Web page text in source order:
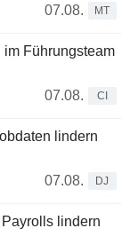
07.08.
MT
im Führungsteam
07.08.
CI
lindern
07.08.
DJ
lindern